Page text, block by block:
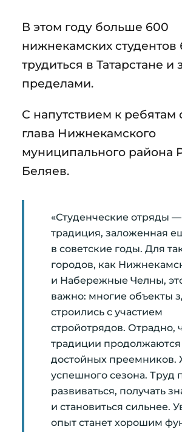
В этом году больше 600
нижнекамских студентов
трудиться в Татарстане и
пределами.
С напутствием к ребятам
глава Нижнекамского
муниципального района
Беляев.
«Студенческие отряды
традиция, заложенная
в советские годы. Для
городов, как
и Набережные Челны,
важно: многие объекты
строились с участием
стройотрядов. Отрадно,
традиции продолжаются
достойных преемников.
успешного сезона. Труд
развиваться, получать
и становиться сильнее.
опыт станет хорошим